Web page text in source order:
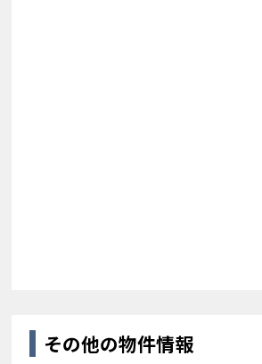
その他の物件情報